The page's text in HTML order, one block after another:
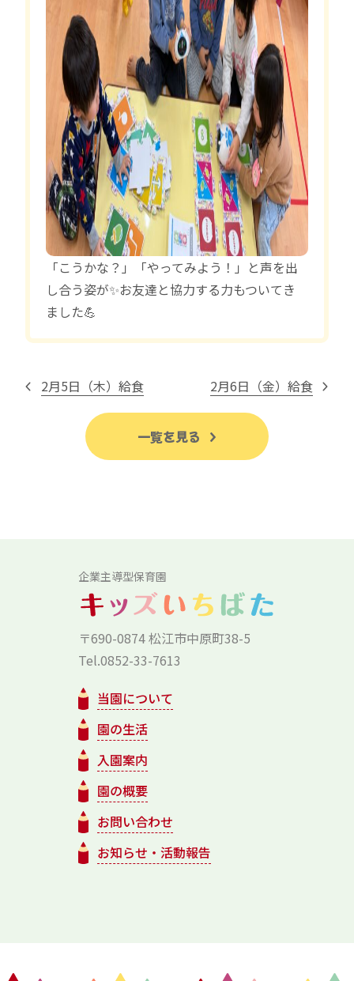
「こうかな？」「やってみよう！」と声を出
し合う姿が✨お友達と協力する力もついてき
ました💪
2月5日（木）給食 2月6日（金）給食
一覧を見る
企業主導型保育園
〒690-0874 松江市中原町38-5
Tel.0852-33-7613
当園について
園の生活
入園案内
園の概要
お問い合わせ
お知らせ・活動報告